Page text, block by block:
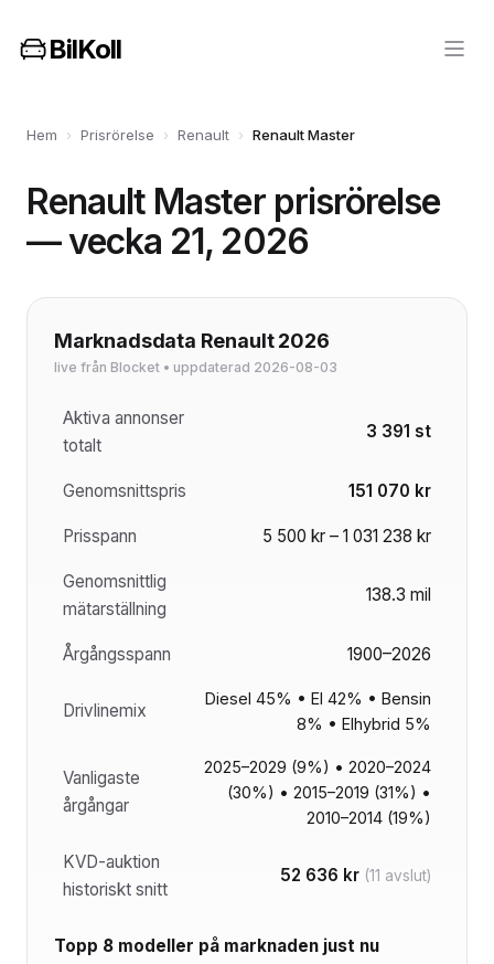
BilKoll
Hem › Prisrörelse › Renault › Renault Master
Renault Master prisrörelse
— vecka 21, 2026
Marknadsdata Renault 2026
live från Blocket • uppdaterad 2026-08-03
Aktiva annonser
totalt
3 391 st
Genomsnittspris 151 070 kr
Prisspann 5 500 kr – 1 031 238 kr
Genomsnittlig
mätarställning
138.3 mil
Årgångsspann 1900–2026
Drivlinemix
Diesel 45% • El 42% • Bensin
8% • Elhybrid 5%
Vanligaste
årgångar
2025–2029 (9%) • 2020–2024
(30%) • 2015–2019 (31%) •
2010–2014 (19%)
KVD-auktion
historiskt snitt
52 636 kr (11 avslut)
Topp 8 modeller på marknaden just nu